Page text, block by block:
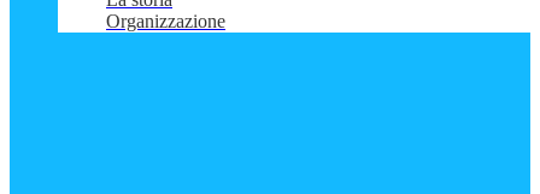
Organizzazione